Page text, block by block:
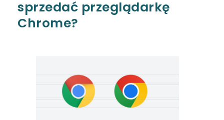
sprzedać przeglądarkę
Chrome?